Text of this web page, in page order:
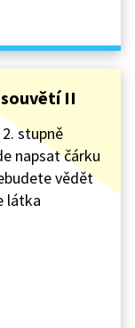
II
stupně
napsat čárku
vědět
látka